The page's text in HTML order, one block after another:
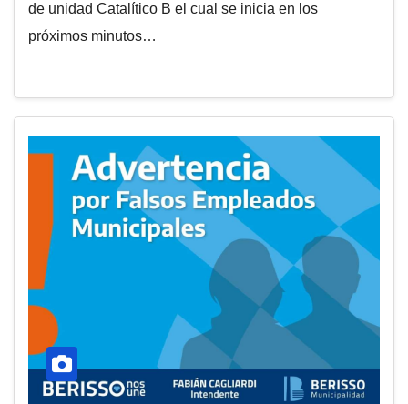
de unidad Catalítico B el cual se inicia en los
próximos minutos…